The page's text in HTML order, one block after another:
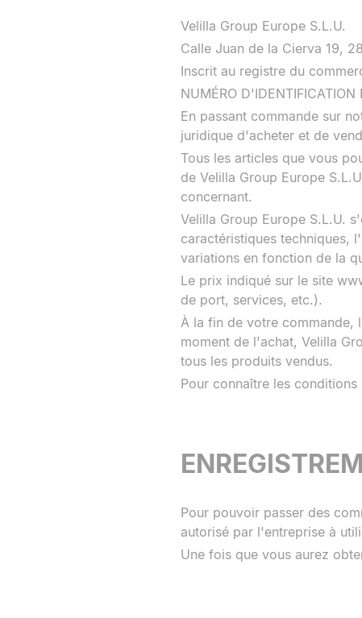
Velilla Group Europe S.L.U.
Calle Juan de la Cierva 19,
Inscrit au registre du
NUMÉRO
En passant commande sur
juridique d'acheter et de
Tous les articles que vous
de Velilla Group Europe
concernant.
Velilla Group Europe S.L.U.
caractéristiques techniques,
variations en fonction de la
Le prix indiqué sur le site
de port, services, etc.).
À la fin de votre commande,
moment de l'achat, Velilla
tous les produits vendus.
Pour connaître les
Pour pouvoir passer des
autorisé par l'entreprise à
Une fois que vous aurez